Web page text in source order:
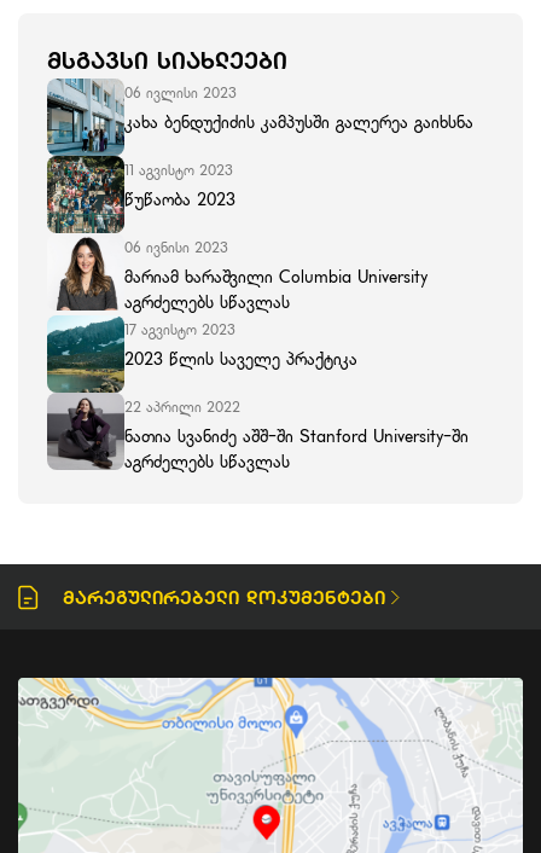
ᲛᲡᲒᲐᲕᲡᲘ ᲡᲘᲐᲮᲚᲔᲔᲑᲘ
06 ივლისი 2023
კახა ბენდუქიძის კამპუსში გალერეა გაიხსნა
11 აგვისტო 2023
წუწაობა 2023
06 ივნისი 2023
მარიამ ხარაშვილი Columbia University
აგრძელებს სწავლას
17 აგვისტო 2023
2023 წლის საველე პრაქტიკა
22 აპრილი 2022
ნათია სვანიძე აშშ-ში Stanford University-ში
აგრძელებს სწავლას
Მარეგულირებელი Დოკუმენტები